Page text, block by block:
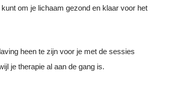
om je lichaam gezond en klaar voor het
heen te zijn voor je met de sessies
je therapie al aan de gang is.